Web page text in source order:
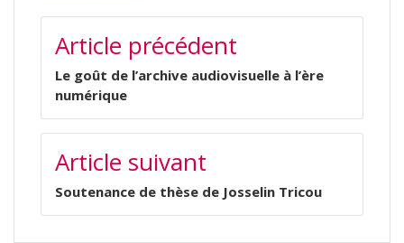
NAVIGATION
DE
L’ARTICLE
Article précédent
Le goût de l’archive audiovisuelle à l’ère
numérique
Article suivant
Soutenance de thèse de Josselin Tricou